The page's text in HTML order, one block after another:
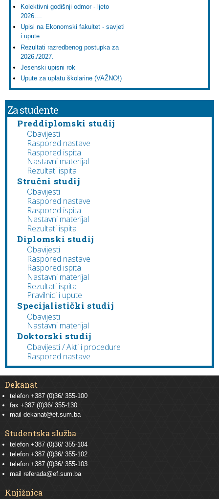
Kolektivni godišnji odmor - ljeto
2026....
Upisi na Ekonomski fakultet - savjeti
i upute
Rezultati razredbenog postupka za
2026./2027.
Jesenski upisni rok
Upute za uplatu školarine (VAŽNO!)
Za studente
Preddiplomski studij
Obavijesti
Raspored nastave
Raspored ispita
Nastavni materijal
Rezultati ispita
Stručni studij
Obavijesti
Raspored nastave
Raspored ispita
Nastavni materijal
Rezultati ispita
Diplomski studij
Obavijesti
Raspored nastave
Raspored ispita
Nastavni materijal
Rezultati ispita
Pravilnici i upute
Specijalistički studij
Obavijesti
Nastavni materijal
Doktorski studij
Obavijesti / Akti i procedure
Raspored nastave
Dekanat
telefon +387 (0)36/ 355-100
fax +387 (0)36/ 355-130
mail dekanat@ef.sum.ba
Studentska služba
telefon +387 (0)36/ 355-104
telefon +387 (0)36/ 355-102
telefon +387 (0)36/ 355-103
mail referada@ef.sum.ba
Knjižnica